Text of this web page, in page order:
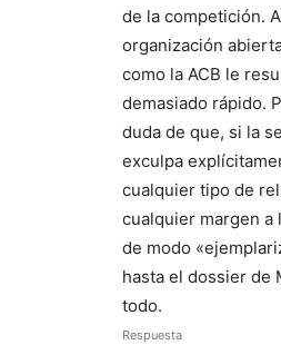
de la competición.
organización
como la ACB le
demasiado rápido.
duda de que, si la
exculpa
cualquier tipo de
cualquier margen a
de modo
hasta el dossier de
todo.
Respuesta